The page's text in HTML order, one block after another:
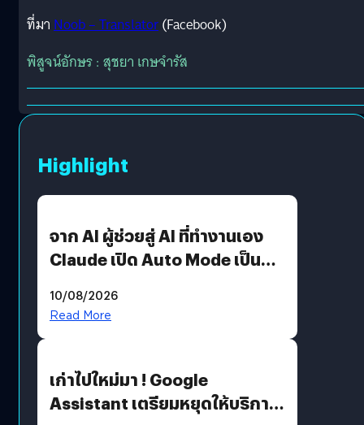
ที่มาNoob – Translator(Facebook)
พิสูจน์อักษร : สุชยา เกษจำรัส
Highlight
จาก AI ผู้ช่วยสู่ AI ที่ทำงานเอง
Claude เปิด Auto Mode เป็นค่า
10/08/2026
Read More
เก่าไปใหม่มา ! Google
Assistant เตรียมหยุดให้บริการ